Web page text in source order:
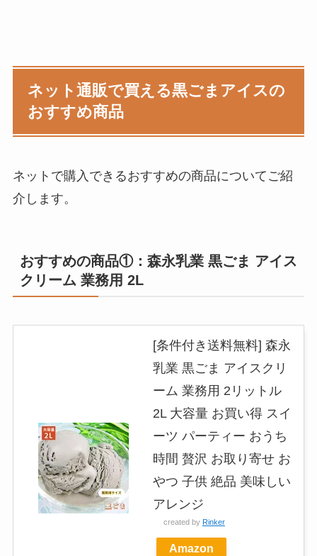
ネット通販で買える黒ごまアイスの
おすすめ商品
ネットで購入できるおすすめの商品についてご紹
介します。
おすすめの商品①：森永乳業 黒ごま アイス
クリーム 業務用 2L
[条件付き送料無料] 森永
乳業 黒ごま アイスクリ
ーム 業務用 2リットル
2L 大容量 お買い得 スイ
ーツ パーティー おうち
時間 贅沢 お取り寄せ お
やつ 子供 絶品 美味しい
アレンジ
created by Rinker
Amazon